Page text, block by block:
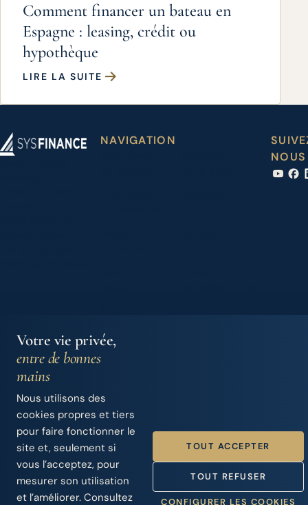
Comment financer un bateau en
Espagne : leasing, crédit ou
hypothèque
LIRE LA SUITE
NAVIGATION
NOUS
© 2026 Iberian Finance Services, S.L.
SYS Finance · Intermédiaire de crédit · Nº d’enregistrement
Banque d’Espagne D744
Politique des données ·Politique de confidentialité
Handcrafted byPunk Solutions
Votre vie privée,
entre de bonnes
mains
Nous utilisons des
cookies propres et tiers
pour faire fonctionner le
site et, seulement si
vous l’acceptez, pour
mesurer son utilisation
et l’améliorer. Consultez
TOUT ACCEPTER
TOUT REFUSER
CONFIGURER LES COOKIES